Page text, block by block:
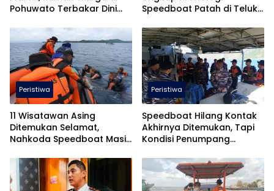
Pohuwato Terbakar Dini
Speedboat Patah di Teluk
Peristiwa
11 Wisatawan Asing
Ditemukan Selamat,
Nahkoda Speedboat Masih
Peristiwa
Speedboat Hilang Kontak
Akhirnya Ditemukan, Tapi
Kondisi Penumpang…